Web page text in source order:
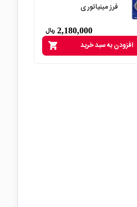
فرز مینیاتوری
2,180,000 ریال
shopping_cart افزودن به سبد خرید